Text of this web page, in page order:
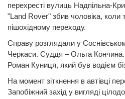
перехресті вулиць Надпільна-
"Land Rover" збив чоловіка, коли
пішохідному переходу.
Справу розглядали у
Черкаси. Суддя – Ольга
Роман Куниця, який був водієм
На момент зіткнення в автівці
Запобіжний захід у вигляді